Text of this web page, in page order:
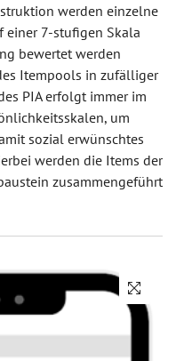
werden einzelne
einer 7-stufigen Skala
bewertet werden
Itempools in zufälliger
PIA erfolgt immer im
um
sozial erwünschtes
werden die Items der
zusammengeführt